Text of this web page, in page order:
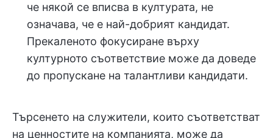
че някой се вписва в културата, не
означава, че е най-добрият кандидат.
Прекаленото фокусиране върху
културното съответствие може да доведе
до пропускане на талантливи кандидати.
Търсенето на служители, които съответстват
на ценностите на компанията, може да